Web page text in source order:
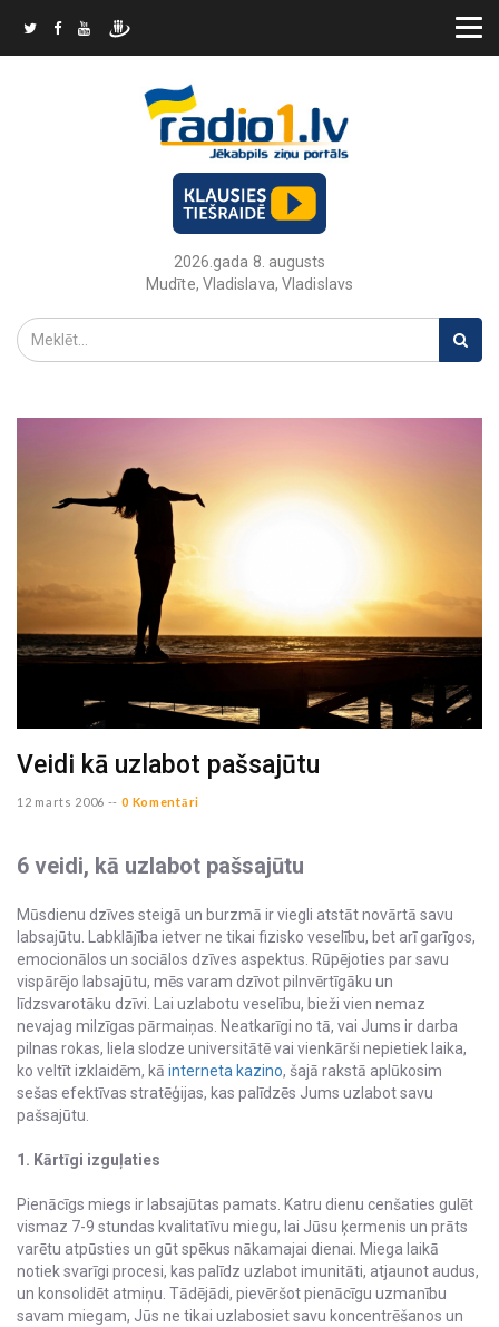
2026.gada 8. augusts
Mudīte, Vladislava, Vladislavs
Veidi kā uzlabot pašsajūtu
12 marts 2006 -- 0 Komentāri
6 veidi, kā uzlabot pašsajūtu
Mūsdienu dzīves steigā un burzmā ir viegli atstāt novārtā savu
labsajūtu. Labklājība ietver ne tikai fizisko veselību, bet arī garīgos,
emocionālos un sociālos dzīves aspektus. Rūpējoties par savu
vispārējo labsajūtu, mēs varam dzīvot pilnvērtīgāku un
līdzsvarotāku dzīvi. Lai uzlabotu veselību, bieži vien nemaz
nevajag milzīgas pārmaiņas. Neatkarīgi no tā, vai Jums ir darba
pilnas rokas, liela slodze universitātē vai vienkārši nepietiek laika,
ko veltīt izklaidēm, kā interneta kazino, šajā rakstā aplūkosim
sešas efektīvas stratēģijas, kas palīdzēs Jums uzlabot savu
pašsajūtu.
1. Kārtīgi izguļaties
Pienācīgs miegs ir labsajūtas pamats. Katru dienu cenšaties gulēt
vismaz 7-9 stundas kvalitatīvu miegu, lai Jūsu ķermenis un prāts
varētu atpūsties un gūt spēkus nākamajai dienai. Miega laikā
notiek svarīgi procesi, kas palīdz uzlabot imunitāti, atjaunot audus,
un konsolidēt atmiņu. Tādējādi, pievēršot pienācīgu uzmanību
savam miegam, Jūs ne tikai uzlabosiet savu koncentrēšanos un